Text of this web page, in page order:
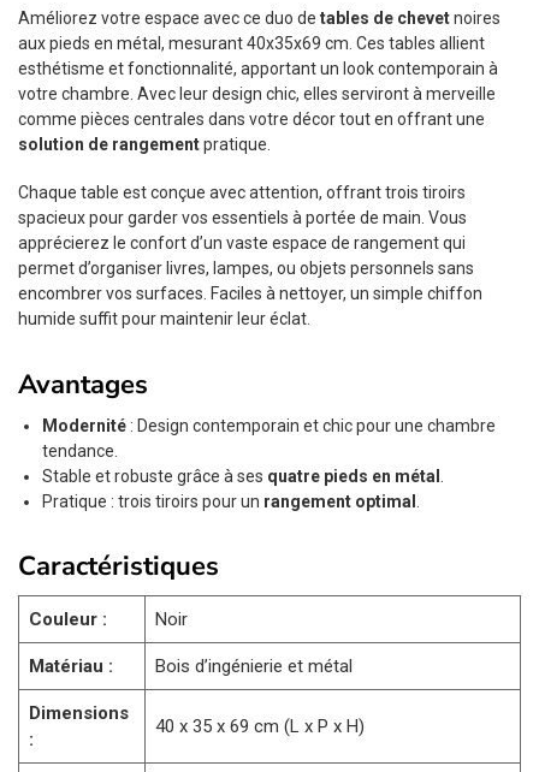
Améliorez votre espace avec ce duo de tables de chevetnoires
aux pieds en métal, mesurant 40x35x69 cm. Ces tables allient
esthétisme et fonctionnalité, apportant un look contemporain à
votre chambre. Avec leur design chic, elles serviront à merveille
comme pièces centrales dans votre décor tout en offrant une
solution de rangementpratique.
Chaque table est conçue avec attention, offrant trois tiroirs
spacieux pour garder vos essentiels à portée de main. Vous
apprécierez le confort d’un vaste espace de rangement qui
permet d’organiser livres, lampes, ou objets personnels sans
encombrer vos surfaces. Faciles à nettoyer, un simple chiffon
humide suffit pour maintenir leur éclat.
Avantages
Modernité : Design contemporain et chic pour une chambre
tendance.
Stable et robuste grâce à ses quatre pieds en métal
Pratique : trois tiroirs pour un rangement optimal
Caractéristiques
Couleur : Noir
Matériau : Bois d’ingénierie et métal
Dimensions
:
40 x 35 x 69 cm (L x P x H)